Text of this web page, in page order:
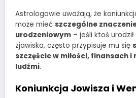
Astrologowie uważają, że
może mieć szczególne
urodzeniowym – jeśli ktoś
zjawiska, często przypisuje mu się
szczęście w miłości, finansach
ludźmi.
Koniunkcja Jowisza i